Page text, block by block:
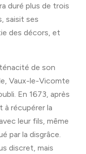
duré plus de trois
saisit ses
des décors, et
de son
Vaux-le-Vicomte
En 1673, après
à récupérer la
leur fils, même
par la disgrâce.
discret, mais